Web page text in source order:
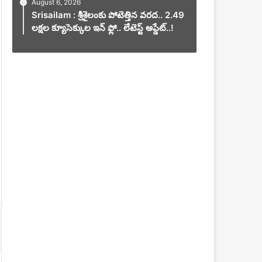
August 6, 2026
Srisailam : శ్రీశైలంకు పోటెత్తిన వరద.. 2.49
లక్షల క్యూసెక్కుల ఇన్ ఫ్లో.. లేటెస్ట్ అప్డేట్..!